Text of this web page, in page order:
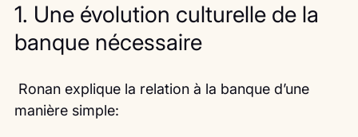
1. Une évolution culturelle de la
banque nécessaire
manière simple: